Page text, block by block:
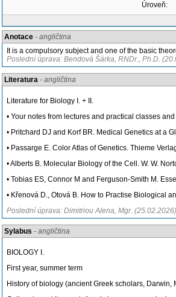
Úroveň:
Anotace - angličtina
It is a compulsory subject and one of the basic
Poslední úprava: Bendová Šárka, RNDr., Ph.D.
Literatura - angličtina
Literature for Biology I. + II.
• Your notes from lectures and practical classes
• Pritchard DJ and Korf BR. Medical Genetics at a
• Passarge E. Color Atlas of Genetics. Thieme
• Alberts B. Molecular Biology of the Cell. W. W.
• Tobias ES, Connor M and Ferguson-Smith M.
• Křenová D., Otová B. How to Practise Biological
Poslední úprava: Dimitriou Alena, Mgr. (25.02.2026)
Sylabus - angličtina
BIOLOGY I.
First year, summer term
History of biology (ancient Greek scholars, Darwin,